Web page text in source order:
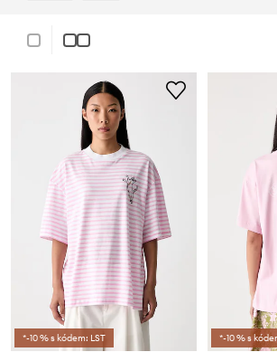
*-10 % s kódem: LST *-10 % s